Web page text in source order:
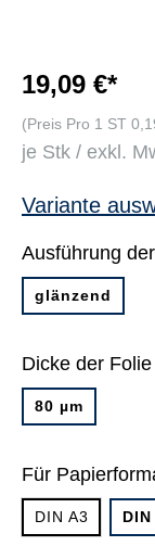
19,09 €*
(Preis Pro 1 ST
je Stk / exkl.
Variante
Ausführung
glänzend
Dicke der Folie
80 µm
Für
DIN A3 DIN